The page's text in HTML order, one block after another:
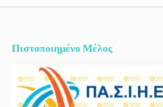
Πιστοποιημένο Μέλος